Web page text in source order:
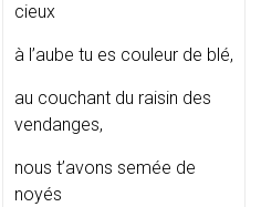
cieux
à l’aube tu es couleur de blé,
au couchant du raisin des
vendanges,
nous t’avons semée de
noyés